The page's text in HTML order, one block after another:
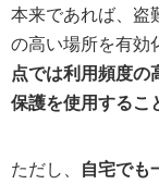
本来であれば、盗
の高い場所を有効
点では利用頻度
保護を使用するこ
ただし、 自宅でも